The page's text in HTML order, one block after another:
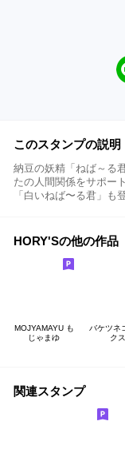
このスタンプの説明
納豆の妖精「ねば～る
たの人間関係をサポー
「白いねば〜る君」も
HORY'Sの他の作品
MOJYAMAYU も
じゃまゆ
バケツネ
クス
関連スタンプ